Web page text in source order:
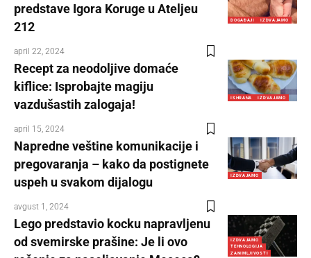
DOGAĐAJI IZDVAJAMO
predstave Igora Koruge u Ateljeu
212
april 22, 2024
ISHRANA IZDVAJAMO
Recept za neodoljive domaće
kiflice: Isprobajte magiju
vazdušastih zalogaja!
april 15, 2024
IZDVAJAMO
Napredne veštine komunikacije i
pregovaranja – kako da postignete
uspeh u svakom dijalogu
avgust 1, 2024
IZDVAJAMO
TEHNOLOGIJA
ZANIMLJIVOSTI
Lego predstavio kocku napravljenu
od svemirske prašine: Je li ovo